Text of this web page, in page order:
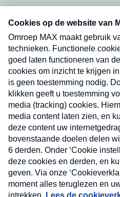
Neem hier een gratis
nieuwsbrief. Elke vrijdag-
uw mailbox.
Nieuwsbrief
Neem hier een gratis
nieuwsbrief. Elke vrijdag-